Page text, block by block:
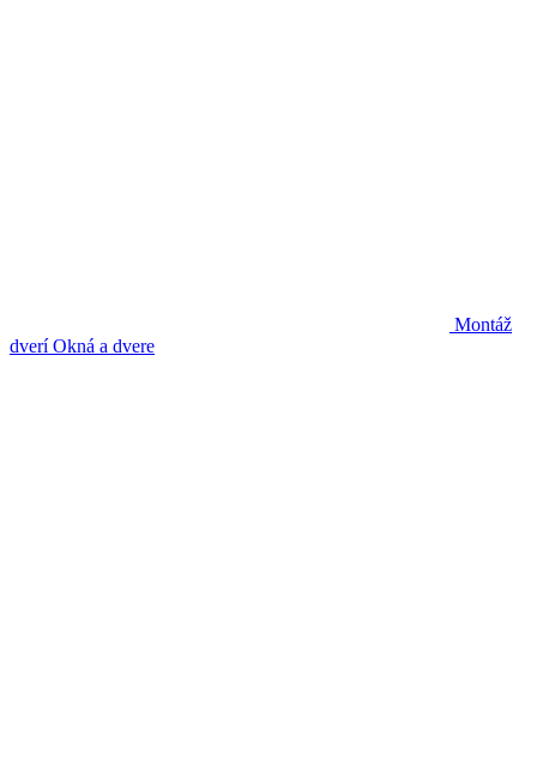
Montáž
dverí Okná a dvere